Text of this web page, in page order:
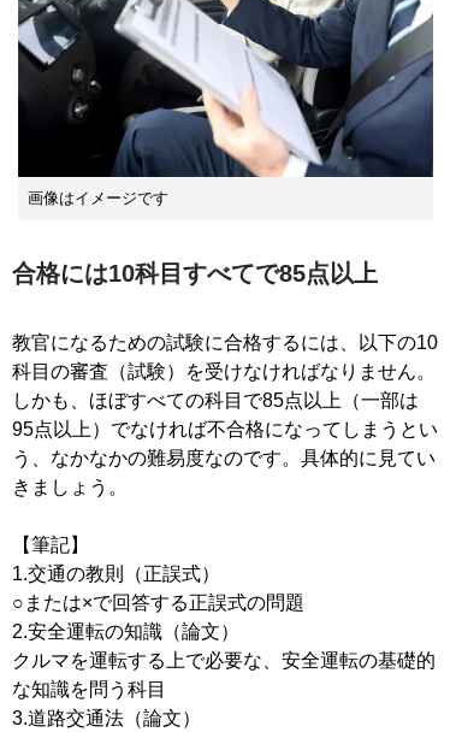
画像はイメージです
合格には10科目すべてで85点以上
教官になるための試験に合格するには、以下の10
科目の審査（試験）を受けなければなりません。
しかも、ほぼすべての科目で85点以上（一部は
95点以上）でなければ不合格になってしまうとい
う、なかなかの難易度なのです。具体的に見てい
きましょう。
【筆記】
1.交通の教則（正誤式）
○または×で回答する正誤式の問題
2.安全運転の知識（論文）
クルマを運転する上で必要な、安全運転の基礎的
な知識を問う科目
3.道路交通法（論文）